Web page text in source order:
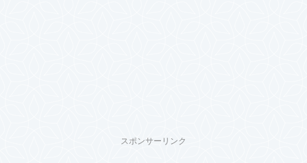
スポンサーリンク